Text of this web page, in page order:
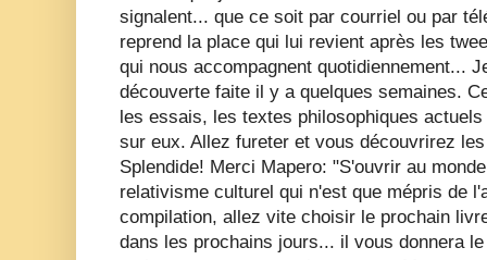
signalent... que ce soit par courriel ou par
reprend la place qui lui revient après les
qui nous accompagnent quotidiennement...
découverte faite il y a quelques semaines.
les essais, les textes philosophiques
sur eux. Allez fureter et vous découvrirez
Splendide! Merci Mapero: "S'ouvrir au
relativisme culturel qui n'est que mépris de
compilation, allez vite choisir le prochain
dans les prochains jours... il vous donnera